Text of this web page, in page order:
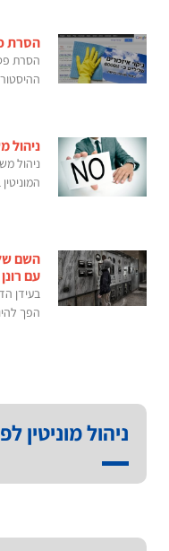
הסרת
הסרת
ניהול
ניהול
השם
עם
בעידן
הפך
ניהול מוניטין